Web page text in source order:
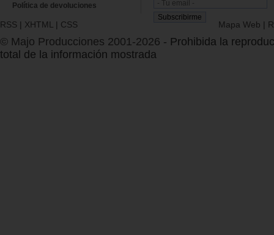
Política de devoluciones
RSS | XHTML | CSS Mapa Web |
© Majo Producciones 2001-2026 - Prohibida la
total de la información mostrada